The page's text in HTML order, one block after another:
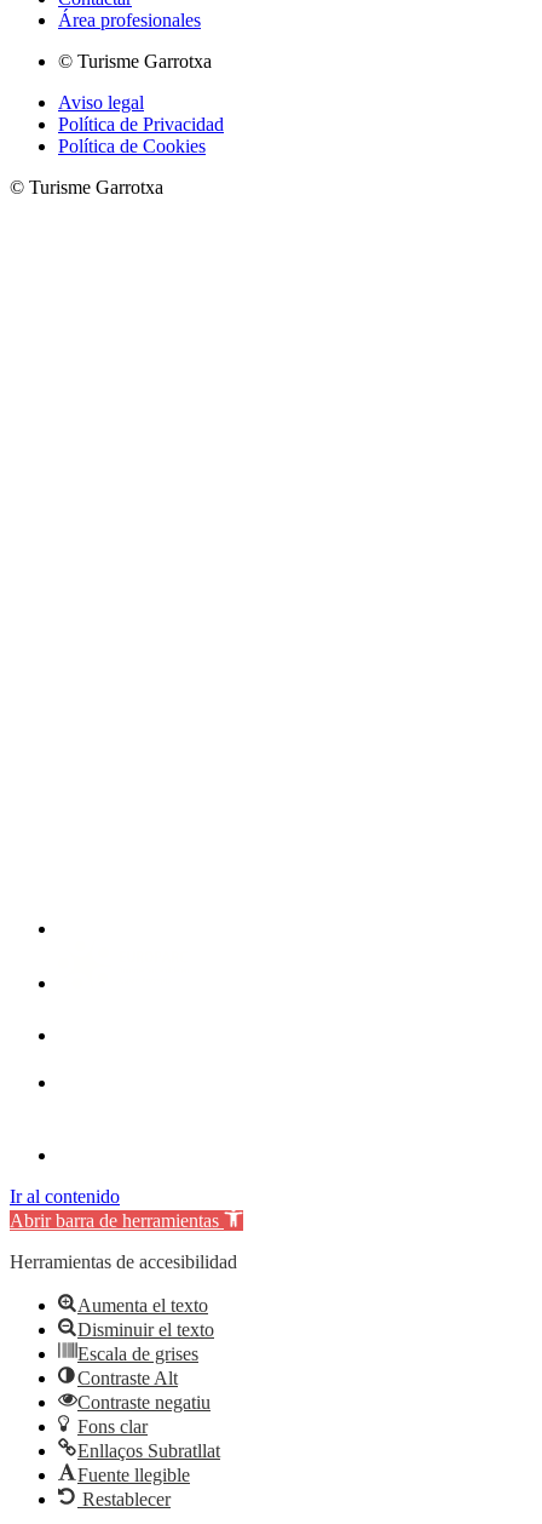
Área profesionales
© Turisme Garrotxa
Aviso legal
Política de Privacidad
Política de Cookies
© Turisme Garrotxa
Ir al contenido
Abrir barra de herramientas
Herramientas de accesibilidad
Aumenta el texto
Disminuir el texto
Escala de grises
Contraste Alt
Contraste negatiu
Fons clar
Enllaços Subratllat
Fuente llegible
Restablecer